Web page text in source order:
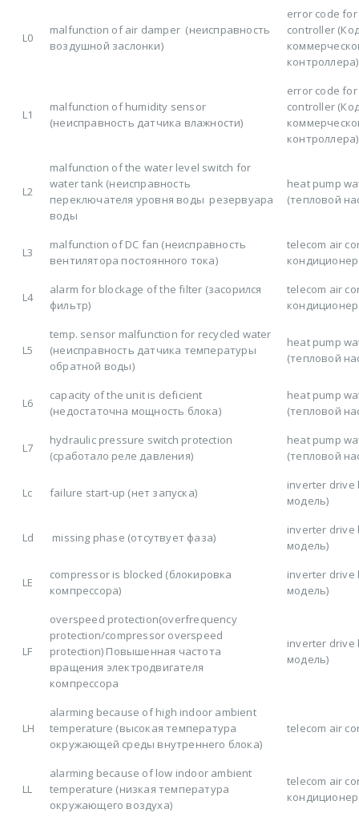
L0
malfunction of air damper (неисправность
воздушной заслонки)
error code
controller
контроллера)
L1
malfunction of humidity sensor
(неисправность датчика влажности)
error code
controller
контроллера)
L2
malfunction of the water level switch for
water tank (неисправность
переключателя уровня воды резервуара
воды
heat pump
(тепловой
L3
malfunction of DC fan (неисправность
вентилятора постоянного тока)
telecom air
L4
alarm for blockage of the filter (засорился
фильтр)
telecom air
L5
temp. sensor malfunction for recycled water
(неисправность датчика температуры
обратной воды)
heat pump
(тепловой
L6
capacity of the unit is deficient
(недостаточна мощность блока)
heat pump
(тепловой
L7
hydraulic pressure switch protection
(сработало реле давления)
heat pump
(тепловой
Lc failure start-up (нет запуска)
inverter drive
модель)
Ld missing phase (отсутвует фаза)
inverter drive
модель)
LE
compressor is blocked (блокировка
компрессора)
inverter drive
модель)
LF
overspeed protection(overfrequency
protection/compressor overspeed
protection) Повышенная частота
вращения электродвигателя
компрессора
inverter drive
модель)
LH
alarming because of high indoor ambient
temperature (высокая температура
окружающей среды внутреннего блока)
telecom air
LL
alarming because of low indoor ambient
temperature (низкая температура
окружающего воздуха)
telecom air